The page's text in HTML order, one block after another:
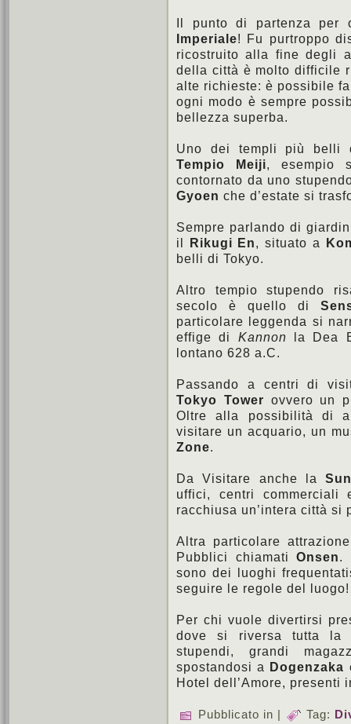
Il punto di partenza
Imperiale! Fu purtroppo
ricostruito alla fine degli
della città è molto difficile
alte richieste: è possibile
ogni modo è sempre
bellezza superba.
Uno dei templi più belli
Tempio Meiji, esempio
contornato da uno
Gyoen che d’estate si
Sempre parlando di
il
Rikugi En, situato a
belli di Tokyo.
Altro tempio stupendo
secolo è quello di
particolare leggenda si
effige di Kannon la Dea
lontano 628 a.C.
Passando a centri di
Tokyo Tower ovvero un
Oltre alla possibilità di
visitare un acquario, un
Zone.
Da Visitare anche la
uffici, centri commerciali
racchiusa un’intera città
Altra particolare
Pubblici chiamatiOnsen.
sono dei luoghi
seguire le regole del luogo!
Per chi vuole divertirsi
dove si riversa tutta la
stupendi, grandi
spostandosi a
Dogenzaka
Hotel dell’Amore, presenti
Pubblicato in | Tag: